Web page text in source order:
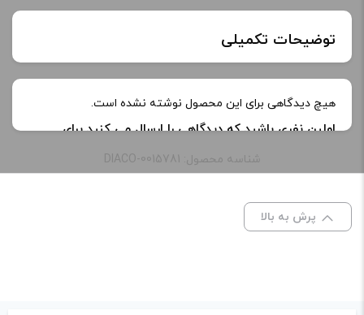
توضیحات تکمیلی
ولتاژ: ccell 1.3, mesh 0.6
هیچ دیدگاهی برای این محصول نوشته نشده است.
اولین نفری باشید که دیدگاهی را ارسال می کنید برای
“کارتریج پاد استیک ویپرسو | VAPORESSO PODSTICK
نشانی ایمیل شما منتشر نخواهد شد.
علامت‌گذاری شده‌اند
شناسه محصول: DIACO-0015781
پرش به بالا